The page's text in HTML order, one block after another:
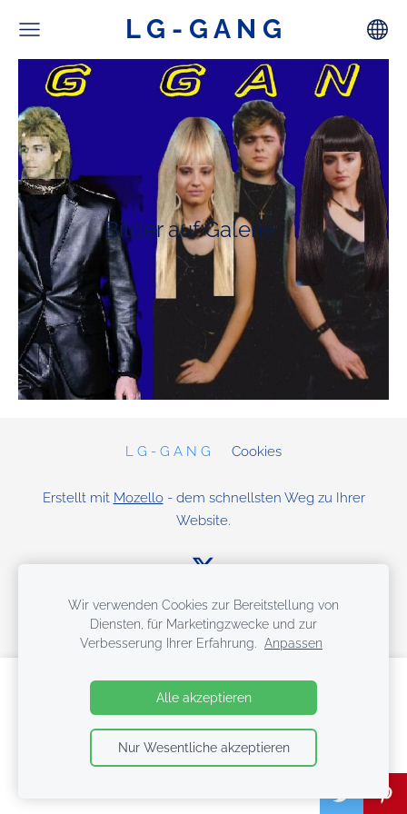
L G - G A N G
Bilder auf Galerie
L G - G A N G Cookies
Erstellt mit Mozello- dem schnellsten Weg zu Ihrer
Website.
Erstellen Sie Ihre Website oder Ihren Online-
Shop mit Mozello.
Schnell, einfach, ohne Programmieraufwand.
Wir verwenden Cookies zur Bereitstellung von
Diensten, für Marketingzwecke und zur
Verbesserung Ihrer Erfahrung.
Anpassen
Alle akzeptieren
Nur Wesentliche akzeptieren